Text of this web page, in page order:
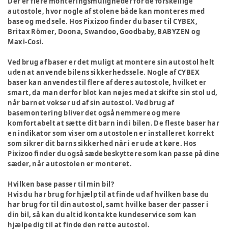
autostole, hvor nogle af stolene både kan monteres med
base og med sele. Hos Pixizoo finder du baser til CYBEX,
Britax Römer, Doona, Swandoo, Goodbaby, BABYZEN og
Maxi-Cosi.
Ved brug af baser er det muligt at montere sin autostol helt
uden at anvende bilens sikkerhedssele. Nogle af CYBEX
baser kan anvendes til flere af deres autostole, hvilket er
smart, da man derfor blot kan nøjes med at skifte sin stol ud,
når barnet vokser ud af sin autostol. Ved brug af
basemontering bliver det også nemmere og mere
komfortabelt at sætte dit barn ind i bilen. De fleste baser har
en indikator som viser om autostolen er installeret korrekt
som sikrer dit barns sikkerhed når i er ude at køre. Hos
Pixizoo finder du også sædebeskyttere som kan passe på dine
sæder, når autostolen er monteret.
Hvilken base passer til min bil?
Hvis du har brug for hjælp til at finde ud af hvilken base du
har brug for til din autostol, samt hvilke baser der passer i
din bil, så kan du altid kontakte kundeservice som kan
hjælpe dig til at finde den rette autostol.